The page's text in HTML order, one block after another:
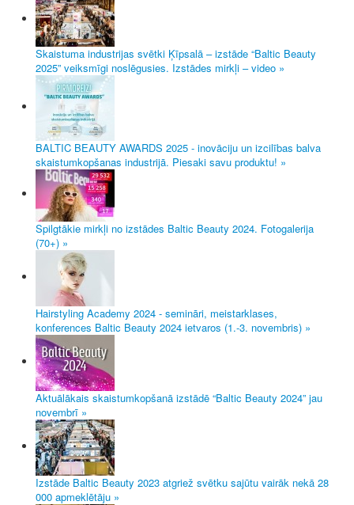
Skaistuma industrijas svētki Ķīpsalā – izstāde “Baltic Beauty
2025” veiksmīgi noslēgusies. Izstādes mirkļi – video »
BALTIC BEAUTY AWARDS 2025 - inovāciju un izcilības balva
skaistumkopšanas industrijā. Piesaki savu produktu! »
Spilgtākie mirkļi no izstādes Baltic Beauty 2024. Fotogalerija
(70+) »
Hairstyling Academy 2024 - semināri, meistarklases,
konferences Baltic Beauty 2024 ietvaros (1.-3. novembris) »
Aktuālākais skaistumkopšanā izstādē “Baltic Beauty 2024” jau
novembrī »
Izstāde Baltic Beauty 2023 atgriež svētku sajūtu vairāk nekā 28
000 apmeklētāju »